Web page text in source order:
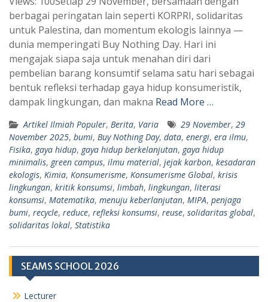
a
t
s
A
p
p
l
e
g
r
a
m
berbagai peringatan lain seperti KORPRI, solidaritas
untuk Palestina, dan momentum ekologis lainnya —
dunia memperingati Buy Nothing Day. Hari ini
mengajak siapa saja untuk menahan diri dari
pembelian barang konsumtif selama satu hari sebagai
bentuk refleksi terhadap gaya hidup konsumeristik,
dampak lingkungan, dan makna Read More …
Artikel Ilmiah Populer, Berita, Varia 29 November, 29
November 2025, bumi, Buy Nothing Day, data, energi, era ilmu,
Fisika, gaya hidup, gaya hidup berkelanjutan, gaya hidup
minimalis, green campus, ilmu material, jejak karbon, kesadaran
ekologis, Kimia, Konsumerisme, Konsumerisme Global, krisis
lingkungan, kritik konsumsi, limbah, lingkungan, literasi
konsumsi, Matematika, menuju keberlanjutan, MIPA, penjaga
bumi, recycle, reduce, refleksi konsumsi, reuse, solidaritas global,
solidaritas lokal, Statistika
SEAMS SCHOOL 2026
Lecturer